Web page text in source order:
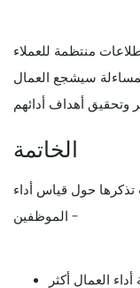
منتظمة للعملاء
سيشجع العمال
الخاتمة
تذكرها حول قياس أداء
الموظفين -
العمال أكثر